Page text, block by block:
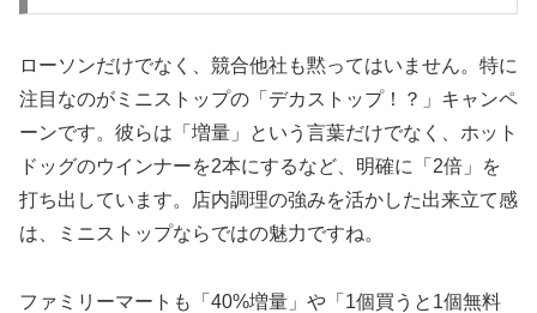
ローソンだけでなく、競合他社も黙ってはいません。特に
注目なのがミニストップの「デカストップ！？」キャンペ
ーンです。彼らは「増量」という言葉だけでなく、ホット
ドッグのウインナーを2本にするなど、明確に「2倍」を
打ち出しています。店内調理の強みを活かした出来立て感
は、ミニストップならではの魅力ですね。
ファミリーマートも「40%増量」や「1個買うと1個無料